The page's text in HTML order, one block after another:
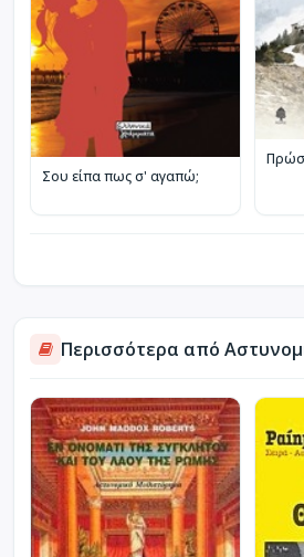
Σου είπα πως σ' αγαπώ;
Περισσότερα από